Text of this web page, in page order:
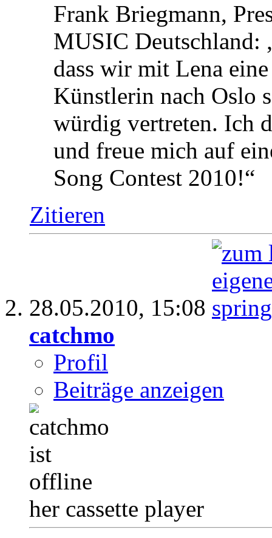
Frank Briegmann,
MUSIC
dass wir mit Lena
Künstlerin nach Oslo
würdig vertreten. Ich
und freue mich auf
Song Contest 2010!“
Zitieren
28.05.2010, 15:08
catchmo
Profil
Beiträge anzeigen
her cassette player